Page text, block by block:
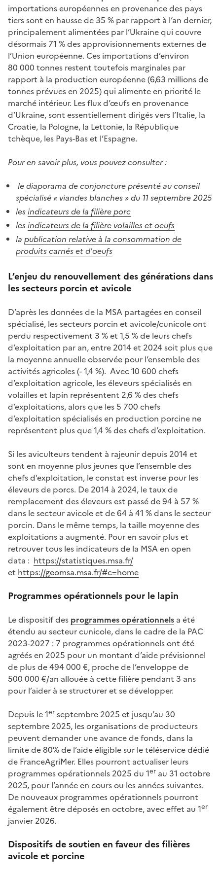
importations européennes en provenance des pays
tiers sont en hausse de 35 % par rapport à l’an dernier,
principalement alimentées par l’Ukraine qui couvre
désormais 71 % des approvisionnements externes de
l’Union européenne. Ces importations d’environ
80 000 tonnes restent toutefois marginales par
rapport à la production européenne (6,63 millions de
tonnes prévues en 2025) qui alimente en priorité le
marché intérieur. Les flux d’œufs en provenance
d’Ukraine, sont essentiellement dirigés vers l’Italie, la
Croatie, la Pologne, la Lettonie, la République
tchèque, les Pays-Bas et l’Espagne.
Pour en savoir plus, vous pouvez consulter :
lediaporama de conjonctureprésenté au conseil
spécialisé « viandes blanches » du 11 septembre 2025
lesindicateurs de la filière porc
lesindicateurs de la filière volailles et oeufs
la publication relative à la consommation de
produits carnés et d'oeufs
L’enjeu du renouvellement des générations dans
les secteurs porcin et avicole
D’après les données de la MSA partagées en conseil
spécialisé, les secteurs porcin et avicole/cunicole ont
perdu respectivement 3 % et 1,5 % de leurs chefs
d’exploitation par an, entre 2014 et 2024 soit plus que
la moyenne annuelle observée pour l’ensemble des
activités agricoles (- 1,4 %). Avec 10 600 chefs
d’exploitation agricole, les éleveurs spécialisés en
volailles et lapin représentent 2,6 % des chefs
d’exploitations, alors que les 5 700 chefs
d’exploitation spécialisés en production porcine ne
représentent plus que 1,4 % des chefs d’exploitation.
Si les aviculteurs tendent à rajeunir depuis 2014 et
sont en moyenne plus jeunes que l’ensemble des
chefs d’exploitation, le constat est inverse pour les
éleveurs de porcs. De 2014 à 2024, le taux de
remplacement des éleveurs est passé de 94 à 57 %
dans le secteur avicole et de 64 à 41 % dans le secteur
porcin. Dans le même temps, la taille moyenne des
exploitations a augmenté. Pour en savoir plus et
retrouver tous les indicateurs de la MSA en open
data : https://statistiques.msa.fr/
et https://geomsa.msa.fr/#c=home
Programmes opérationnels pour le lapin
Le dispositif des programmes opérationnels a été
étendu au secteur cunicole, dans le cadre de la PAC
2023-2027 : 7 programmes opérationnels ont été
agréés en 2025 pour un montant d’aide prévisionnel
de plus de 494 000 €, proche de l’enveloppe de
500 000 €/an allouée à cette filière pendant 3 ans
pour l’aider à se structurer et se développer.
Depuis le 1er septembre 2025 et jusqu’au 30
septembre 2025, les organisations de producteurs
peuvent demander une avance de fonds, dans la
limite de 80% de l’aide éligible sur le téléservice dédié
de FranceAgriMer. Elles pourront actualiser leurs
programmes opérationnels 2025 du 1er au 31 octobre
2025, pour l’année en cours ou les années suivantes.
De nouveaux programmes opérationnels pourront
également être déposés en octobre, avec effet au 1er
janvier 2026.
Dispositifs de soutien en faveur des filières
avicole et porcine